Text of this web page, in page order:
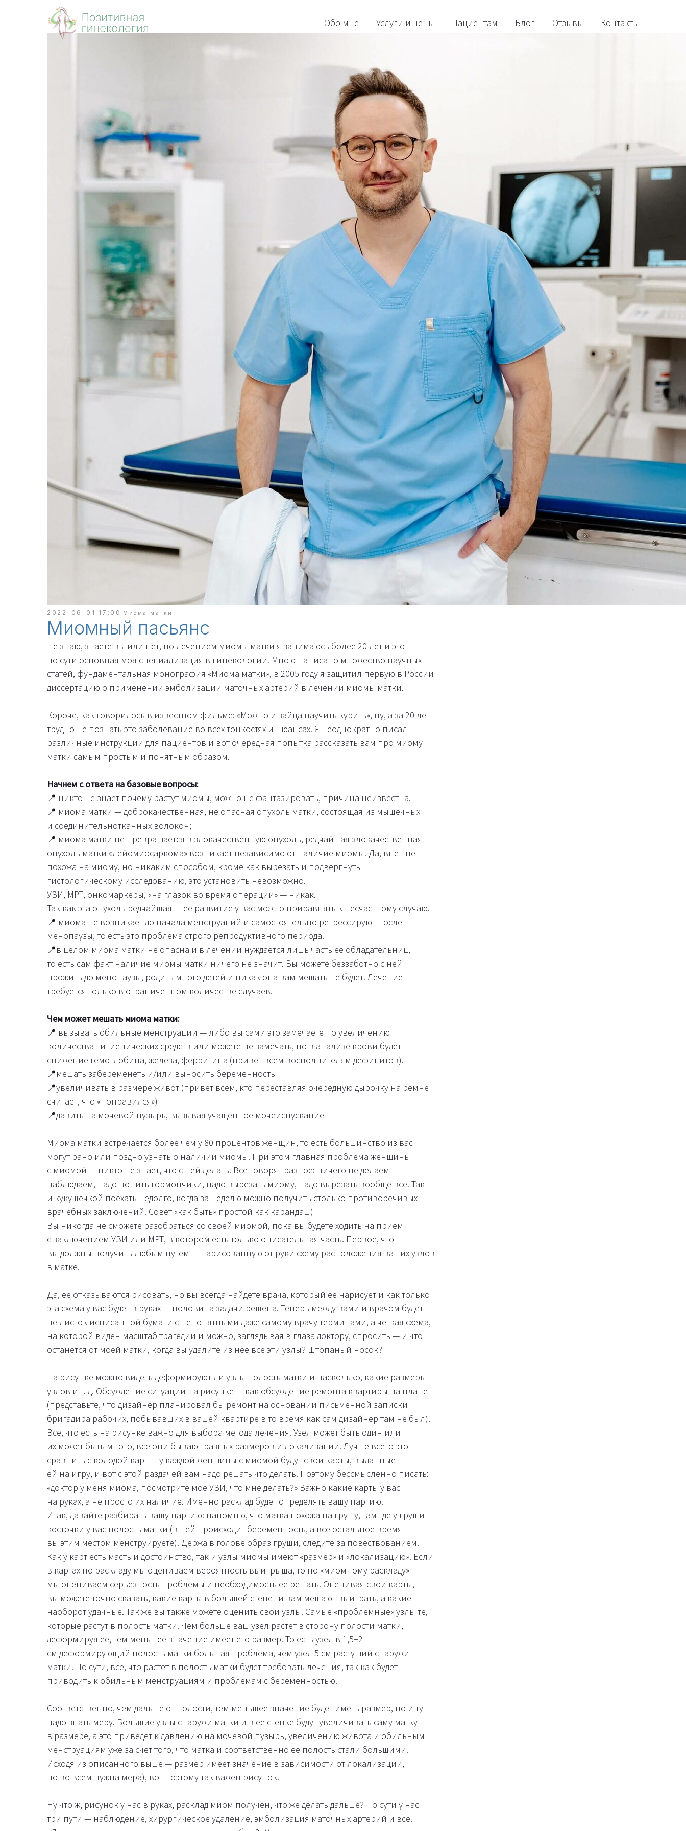
Обо мне Услуги и цены Пациентам Блог Отзывы Контакты
2022-06-01 17:00 Миома матки
Миомный пасьянс
Не знаю, знаете вы или нет, но лечением миомы матки я занимаюсь более 20 лет и это
по сути основная моя специализация в гинекологии. Мною написано множество научных
статей, фундаментальная монография «Миома матки», в 2005 году я защитил первую в России
диссертацию о применении эмболизации маточных артерий в лечении миомы матки.
Короче, как говорилось в известном фильме: «Можно и зайца научить курить», ну, а за 20 лет
трудно не познать это заболевание во всех тонкостях и нюансах. Я неоднократно писал
различные инструкции для пациентов и вот очередная попытка рассказать вам про миому
матки самым простым и понятным образом.
Начнем с ответа на базовые вопросы:
📍 никто не знает почему растут миомы, можно не фантазировать, причина неизвестна.
📍 миома матки — доброкачественная, не опасная опухоль матки, состоящая из мышечных
и соединительнотканных волокон;
📍 миома матки не превращается в злокачественную опухоль, редчайшая злокачественная
опухоль матки «лейомиосаркома» возникает независимо от наличие миомы. Да, внешне
похожа на миому, но никаким способом, кроме как вырезать и подвергнуть
гистологическому исследованию, это установить невозможно.
УЗИ, МРТ, онкомаркеры, «на глазок во время операции» — никак.
Так как эта опухоль редчайшая — ее развитие у вас можно приравнять к несчастному случаю.
📍 миома не возникает до начала менструаций и самостоятельно регрессируют после
менопаузы, то есть это проблема строго репродуктивного периода.
📍в целом миома матки не опасна и в лечении нуждается лишь часть ее обладательниц,
то есть сам факт наличие миомы матки ничего не значит. Вы можете беззаботно с ней
прожить до менопаузы, родить много детей и никак она вам мешать не будет. Лечение
требуется только в ограниченном количестве случаев.
Чем может мешать миома матки:
📍 вызывать обильные менструации — либо вы сами это замечаете по увеличению
количества гигиенических средств или можете не замечать, но в анализе крови будет
снижение гемоглобина, железа, ферритина (привет всем восполнителям дефицитов).
📍мешать забеременеть и/или выносить беременность
📍увеличивать в размере живот (привет всем, кто переставляя очередную дырочку на ремне
считает, что «поправился»)
📍давить на мочевой пузырь, вызывая учащенное мочеиспускание
Миома матки встречается более чем у 80 процентов женщин, то есть большинство из вас
могут рано или поздно узнать о наличии миомы. При этом главная проблема женщины
с миомой — никто не знает, что с ней делать. Все говорят разное: ничего не делаем —
наблюдаем, надо попить гормончики, надо вырезать миому, надо вырезать вообще все. Так
и кукушечкой поехать недолго, когда за неделю можно получить столько противоречивых
врачебных заключений. Совет «как быть» простой как карандаш)
Вы никогда не сможете разобраться со своей миомой, пока вы будете ходить на прием
с заключением УЗИ или МРТ, в котором есть только описательная часть. Первое, что
вы должны получить любым путем — нарисованную от руки схему расположения ваших узлов
в матке.
Да, ее отказываются рисовать, но вы всегда найдете врача, который ее нарисует и как только
эта схема у вас будет в руках — половина задачи решена. Теперь между вами и врачом будет
не листок исписанной бумаги с непонятными даже самому врачу терминами, а четкая схема,
на которой виден масштаб трагедии и можно, заглядывая в глаза доктору, спросить — и что
останется от моей матки, когда вы удалите из нее все эти узлы? Штопаный носок?
На рисунке можно видеть деформируют ли узлы полость матки и насколько, какие размеры
узлов и т. д. Обсуждение ситуации на рисунке — как обсуждение ремонта квартиры на плане
(представьте, что дизайнер планировал бы ремонт на основании письменной записки
бригадира рабочих, побывавших в вашей квартире в то время как сам дизайнер там не был).
Все, что есть на рисунке важно для выбора метода лечения. Узел может быть один или
их может быть много, все они бывают разных размеров и локализации. Лучше всего это
сравнить с колодой карт — у каждой женщины с миомой будут свои карты, выданные
ей на игру, и вот с этой раздачей вам надо решать что делать. Поэтому бессмысленно писать:
«доктор у меня миома, посмотрите мое УЗИ, что мне делать?» Важно какие карты у вас
на руках, а не просто их наличие. Именно расклад будет определять вашу партию.
Итак, давайте разбирать вашу партию: напомню, что матка похожа на грушу, там где у груши
косточки у вас полость матки (в ней происходит беременность, а все остальное время
вы этим местом менструируете). Держа в голове образ груши, следите за повествованием.
Как у карт есть масть и достоинство, так и узлы миомы имеют «размер» и «локализацию». Если
в картах по раскладу мы оцениваем вероятность выигрыша, то по «миомному раскладу»
мы оцениваем серьезность проблемы и необходимость ее решать. Оценивая свои карты,
вы можете точно сказать, какие карты в большей степени вам мешают выиграть, а какие
наоборот удачные. Так же вы также можете оценить свои узлы. Самые «проблемные» узлы те,
которые растут в полость матки. Чем больше ваш узел растет в сторону полости матки,
деформируя ее, тем меньшее значение имеет его размер. То есть узел в 1,5−2
см деформирующий полость матки большая проблема, чем узел 5 см растущий снаружи
матки. По сути, все, что растет в полость матки будет требовать лечения, так как будет
приводить к обильным менструациям и проблемам с беременностью.
Соответственно, чем дальше от полости, тем меньшее значение будет иметь размер, но и тут
надо знать меру. Большие узлы снаружи матки и в ее стенке будут увеличивать саму матку
в размере, а это приведет к давлению на мочевой пузырь, увеличению живота и обильным
менструациям уже за счет того, что матка и соответственно ее полость стали большими.
Исходя из описанного выше — размер имеет значение в зависимости от локализации,
но во всем нужна мера), вот поэтому так важен рисунок.
Ну что ж, рисунок у нас в руках, расклад миом получен, что же делать дальше? По сути у нас
три пути — наблюдение, хирургическое удаление, эмболизация маточных артерий и все.